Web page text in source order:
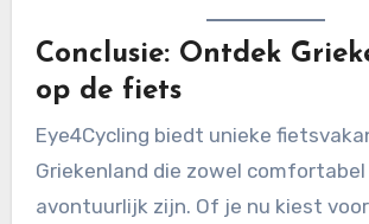
Conclusie: Ontdek
op de fiets
Eye4Cycling biedt unieke
Griekenland die zowel comfortabel
avontuurlijk zijn. Of je nu kiest voor